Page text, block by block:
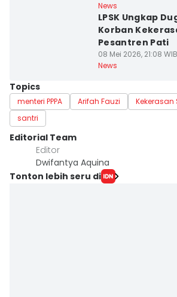
News
LPSK Ungkap
Korban
Pesantren Pati
08 Mei 2026, 21:08 WIB
News
Topics
menteri PPPA Arifah Fauzi Kekerasan
santri
Editorial Team
Editor
Dwifantya Aquina
Tonton lebih seru di